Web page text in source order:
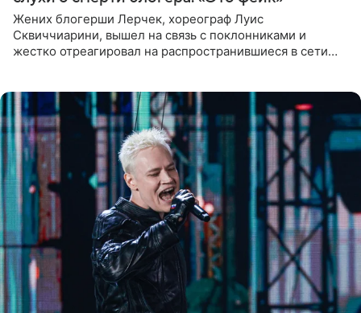
Жених блогерши Лерчек, хореограф Луис
Сквиччиарини, вышел на связь с поклонниками и
жестко отреагировал на распространившиеся в сети